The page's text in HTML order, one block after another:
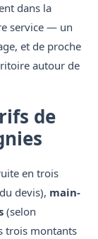
dans la
service — un
et de proche
autour de
de
en trois
devis), main-
(selon
trois montants